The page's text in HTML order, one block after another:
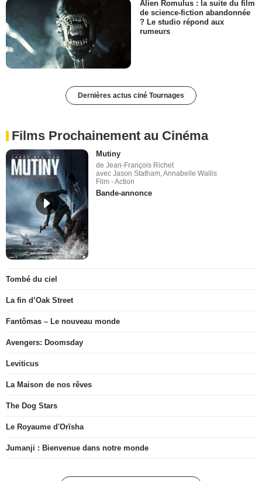
Alien Romulus : la suite du film
de science-fiction abandonnée
? Le studio répond aux
rumeurs
Dernières actus ciné Tournages
Films Prochainement au Cinéma
Mutiny
de Jean-François Richet
avec Jason Statham, Annabelle Wallis
Film - Action
Bande-annonce
Tombé du ciel
La fin d’Oak Street
Fantômas – Le nouveau monde
Avengers: Doomsday
Leviticus
La Maison de nos rêves
The Dog Stars
Le Royaume d'Orïsha
Jumanji : Bienvenue dans notre monde